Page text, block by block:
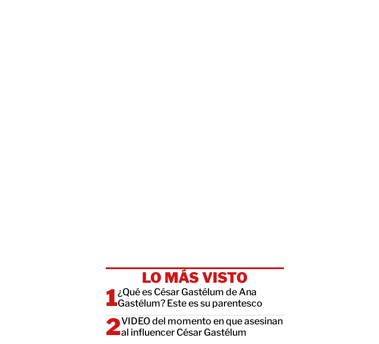
LO MÁS VISTO
¿Qué es César Gastélum de Ana
Gastélum? Este es su parentesco
VIDEO del momento en que asesinan
al influencer César Gastélum